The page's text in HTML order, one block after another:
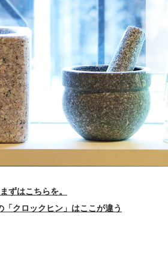
まずはこちらを。
「クロックヒン」はここが違う